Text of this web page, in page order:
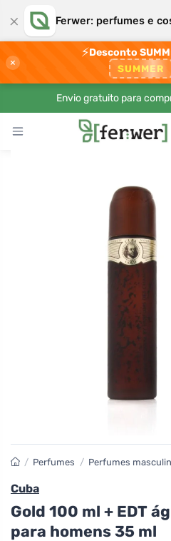
× Ferwer: perfumes e
×
⚡Desconto
SUMMER
Envio gratuito para
/ Perfumes / Perfumes
Cuba
Gold 100 ml + EDT
para homens 35 ml